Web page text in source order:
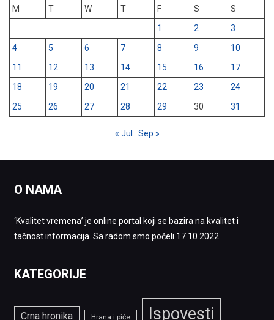
M
T W T F S
S
1
2
3
4
5 6 7 8 9
10
11
12 13 14 15 16
17
18
19 20 21 22 23
24
25
26 27 28 29 30 31
« Jul Sep »
O NAMA
‘Kvalitet vremena’ je online portal koji se bazira na kvalitet i
tačnost informacija. Sa radom smo počeli 17.10.2022.
KATEGORIJE
Crna hronika Hrana i piće Ispovesti